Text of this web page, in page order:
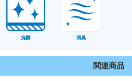
抗菌 消臭
関連商品